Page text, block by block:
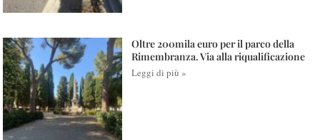
Oltre 200mila euro per il parco della
Rimembranza. Via alla riqualificazione
Leggi di più »